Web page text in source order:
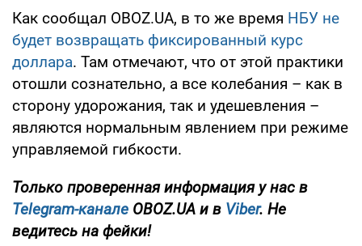
Как сообщал OBOZ.UA, в то же время НБУ не
будет возвращать фиксированный курс
доллара. Там отмечают, что от этой практики
отошли сознательно, а все колебания – как в
сторону удорожания, так и удешевления –
являются нормальным явлением при режиме
управляемой гибкости.
Только проверенная информация у нас в
Telegram-канале OBOZ.UA и в Viber. Не
ведитесь на фейки!